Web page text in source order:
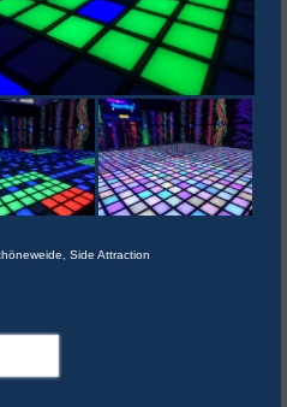
Side Attraction